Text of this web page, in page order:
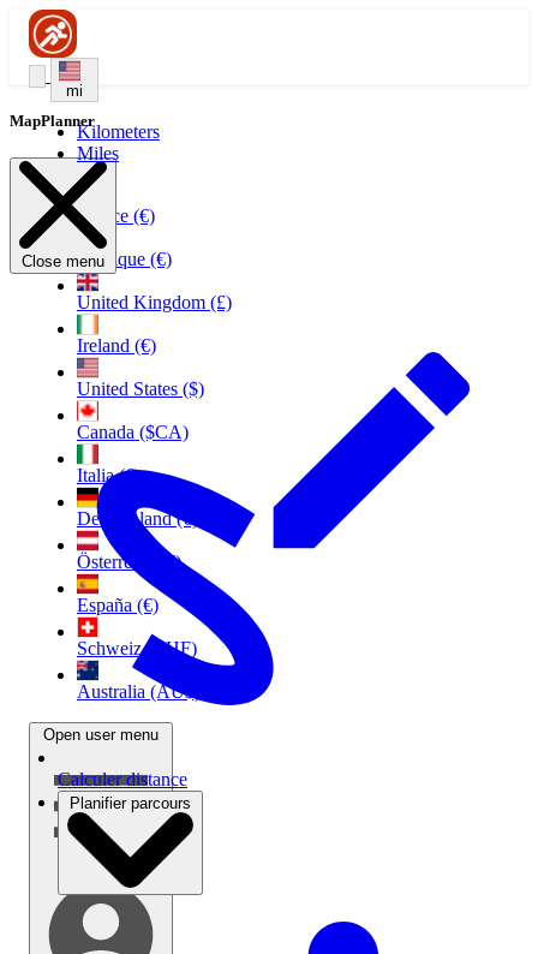
mi
Kilometers
Miles
France (€)
Belgique (€)
United Kingdom (£)
Ireland (€)
United States ($)
Canada ($CA)
Italia (€)
Deutschland (€)
Österreich (€)
España (€)
Schweiz (CHF)
Australia (AU$)
Open user menu
MapPlanner
Close menu
Calculer distance
Planifier parcours